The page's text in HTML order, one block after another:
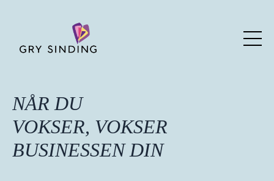
NÅR DU
VOKSER, VOKSER
BUSINESSEN DIN